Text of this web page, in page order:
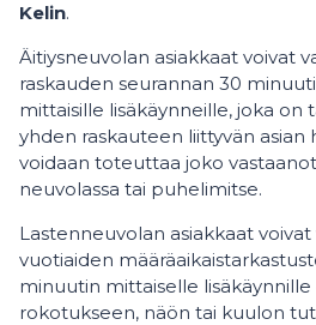
Kelin.
Äitiysneuvolan asiakkaat voivat
raskauden seurannan 30
mittaisille lisäkäynneille, joka on
yhden raskauteen liittyvän asian
voidaan toteuttaa joko
neuvolassa tai puhelimitse.
Lastenneuvolan asiakkaat voivat
vuotiaiden
minuutin mittaiselle lisäkäynnille
rokotukseen, näön tai kuulon